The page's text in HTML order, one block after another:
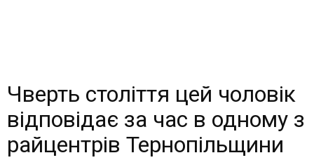
Чверть століття цей чоловік
відповідає за час в одному з
райцентрів Тернопільщини